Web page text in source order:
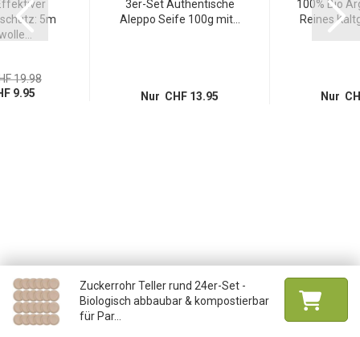
5m
19.98
9.95
3er-Set Authentische
Aleppo Seife 100g mit...
Nur CHF 13.95
100% Bio
Reines
Nur
Zuckerrohr Teller rund 24er-Set -
Biologisch abbaubar & kompostierbar
für Par...